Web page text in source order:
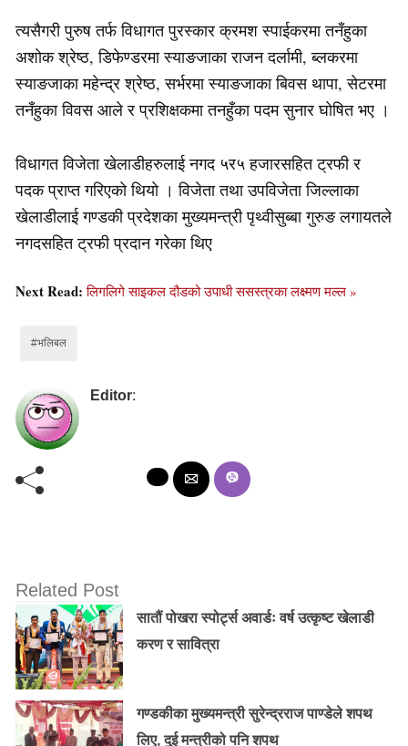
त्यसैगरी पुरुष तर्फ विधागत पुरस्कार क्रमश स्पाईकरमा तनँहुका
अशोक श्रेष्ठ, डिफेण्डरमा स्याङजाका राजन दर्लामी, ब्लकरमा
स्याङजाका महेन्द्र श्रेष्ठ, सर्भरमा स्याङजाका बिवस थापा, सेटरमा
तनँहुका विवस आले र प्रशिक्षकमा तनहुँका पदम सुनार घोषित भए ।
विधागत विजेता खेलाडीहरुलाई नगद ५र५ हजारसहित ट्रफी र
पदक प्राप्त गरिएको थियो । विजेता तथा उपविजेता जिल्लाका
खेलाडीलाई गण्डकी प्रदेशका मुख्यमन्त्री पृथ्वीसुब्बा गुरुङ लगायतले
नगदसहित ट्रफी प्रदान गरेका थिए
Next Read:लिगलिगे साइकल दौडको उपाधी ससस्त्रका लक्ष्मण मल्ल »
#भलिबल
Editor:
Related Post
सातौं पोखरा स्पोर्ट्स अवार्डः वर्ष उत्कृष्ट खेलाडी
करण र सावित्रा
गण्डकीका मुख्यमन्त्री सुरेन्द्रराज पाण्डेले शपथ
लिए, दुई मन्त्रीको पनि शपथ